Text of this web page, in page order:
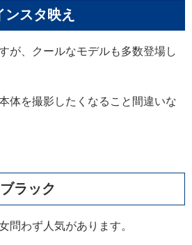
スタ映え
が、クールなモデルも多数登場し
体を撮影したくなること間違いな
ラック
問わず人気があります。